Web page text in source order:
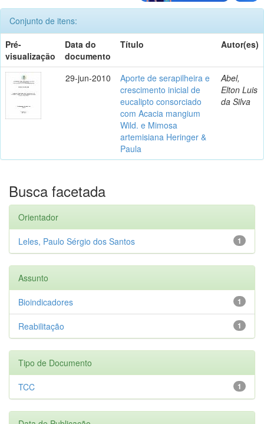
Conjunto de itens:
Pré-
visualização
Data do
documento
Título Autor(es)
29-jun-2010
Aporte de serapilheira e
crescimento inicial de
eucalipto consorciado
com Acacia mangium
Wild. e Mimosa
artemisiana Heringer &
Paula
Abel,
Elton Luis
da Silva
Busca facetada
Orientador
1
Leles, Paulo Sérgio dos Santos
Assunto
1
Bioindicadores
1
Reabilitação
Tipo de Documento
1
TCC